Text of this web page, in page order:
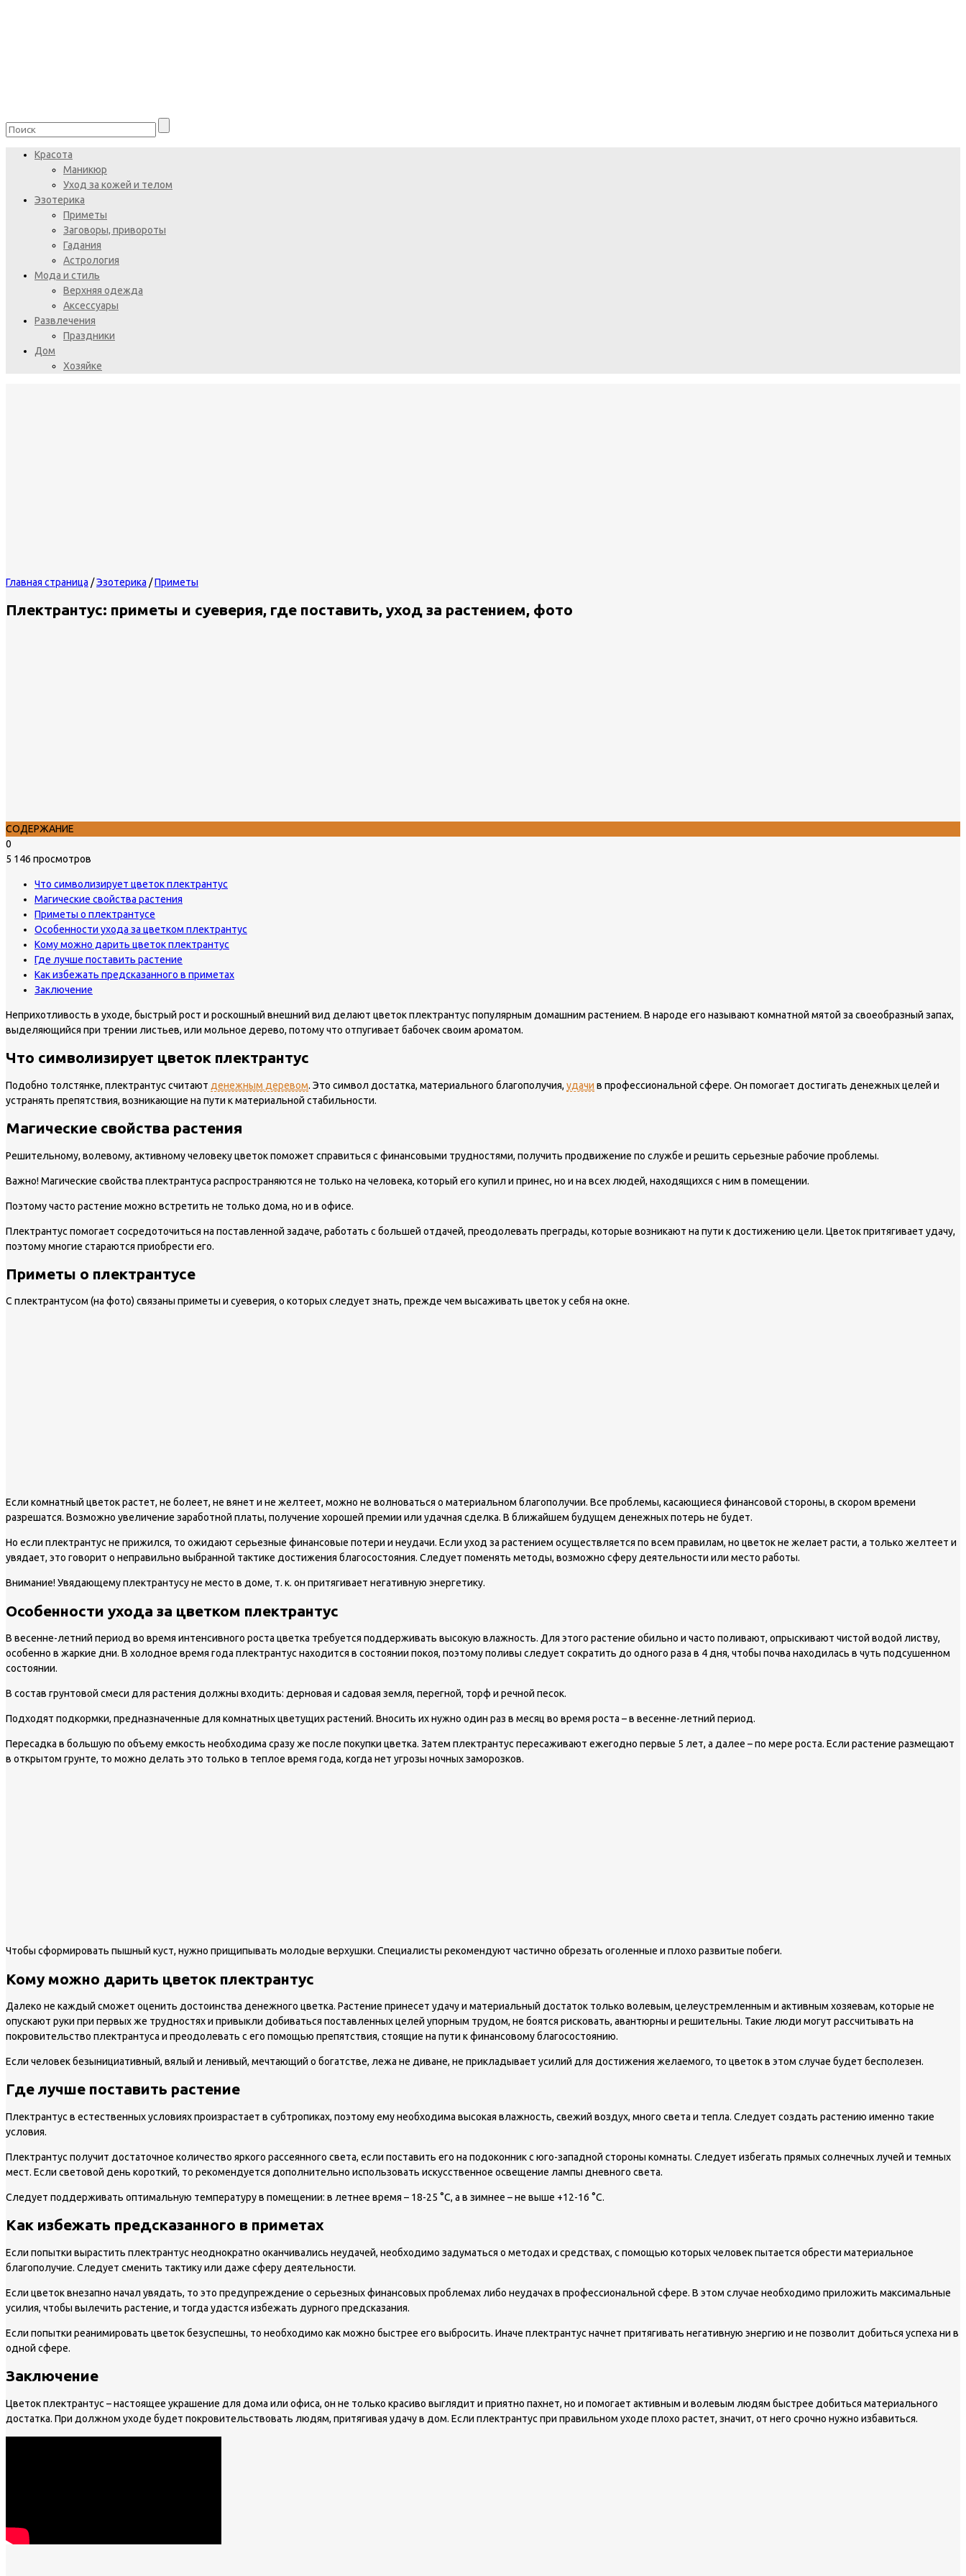
Красота
Маникюр
Уход за кожей и телом
Эзотерика
Приметы
Заговоры, привороты
Гадания
Астрология
Мода и стиль
Верхняя одежда
Аксессуары
Развлечения
Праздники
Дом
Хозяйке
Главная страница /Эзотерика /Приметы
Плектрантус: приметы и суеверия, где поставить, уход за растением, фото
СОДЕРЖАНИЕ
0
5 146 просмотров
Что символизирует цветок плектрантус
Магические свойства растения
Приметы о плектрантусе
Особенности ухода за цветком плектрантус
Кому можно дарить цветок плектрантус
Где лучше поставить растение
Как избежать предсказанного в приметах
Заключение
Неприхотливость в уходе, быстрый рост и роскошный внешний вид делают цветок плектрантус популярным домашним растением. В народе его называют комнатной мятой за своеобразный запах,
выделяющийся при трении листьев, или мольное дерево, потому что отпугивает бабочек своим ароматом.
Что символизирует цветок плектрантус
Подобно толстянке, плектрантус считают денежным деревом. Это символ достатка, материального благополучия, удачи в профессиональной сфере. Он помогает достигать денежных целей и
устранять препятствия, возникающие на пути к материальной стабильности.
Магические свойства растения
Решительному, волевому, активному человеку цветок поможет справиться с финансовыми трудностями, получить продвижение по службе и решить серьезные рабочие проблемы.
Важно!Магические свойства плектрантуса распространяются не только на человека, который его купил и принес, но и на всех людей, находящихся с ним в помещении.
Поэтому часто растение можно встретить не только дома, но и в офисе.
Плектрантус помогает сосредоточиться на поставленной задаче, работать с большей отдачей, преодолевать преграды, которые возникают на пути к достижению цели. Цветок притягивает удачу,
поэтому многие стараются приобрести его.
Приметы о плектрантусе
С плектрантусом (на фото) связаны приметы и суеверия, о которых следует знать, прежде чем высаживать цветок у себя на окне.
Если комнатный цветок растет, не болеет, не вянет и не желтеет, можно не волноваться о материальном благополучии. Все проблемы, касающиеся финансовой стороны, в скором времени
разрешатся. Возможно увеличение заработной платы, получение хорошей премии или удачная сделка. В ближайшем будущем денежных потерь не будет.
Но если плектрантус не прижился, то ожидают серьезные финансовые потери и неудачи. Если уход за растением осуществляется по всем правилам, но цветок не желает расти, а только желтеет и
увядает, это говорит о неправильно выбранной тактике достижения благосостояния. Следует поменять методы, возможно сферу деятельности или место работы.
Внимание!Увядающему плектрантусу не место в доме, т. к. он притягивает негативную энергетику.
Особенности ухода за цветком плектрантус
В весенне-летний период во время интенсивного роста цветка требуется поддерживать высокую влажность. Для этого растение обильно и часто поливают, опрыскивают чистой водой листву,
особенно в жаркие дни. В холодное время года плектрантус находится в состоянии покоя, поэтому поливы следует сократить до одного раза в 4 дня, чтобы почва находилась в чуть подсушенном
состоянии.
В состав грунтовой смеси для растения должны входить: дерновая и садовая земля, перегной, торф и речной песок.
Подходят подкормки, предназначенные для комнатных цветущих растений. Вносить их нужно один раз в месяц во время роста – в весенне-летний период.
Пересадка в большую по объему емкость необходима сразу же после покупки цветка. Затем плектрантус пересаживают ежегодно первые 5 лет, а далее – по мере роста. Если растение размещают
в открытом грунте, то можно делать это только в теплое время года, когда нет угрозы ночных заморозков.
Чтобы сформировать пышный куст, нужно прищипывать молодые верхушки. Специалисты рекомендуют частично обрезать оголенные и плохо развитые побеги.
Кому можно дарить цветок плектрантус
Далеко не каждый сможет оценить достоинства денежного цветка. Растение принесет удачу и материальный достаток только волевым, целеустремленным и активным хозяевам, которые не
опускают руки при первых же трудностях и привыкли добиваться поставленных целей упорным трудом, не боятся рисковать, авантюрны и решительны. Такие люди могут рассчитывать на
покровительство плектрантуса и преодолевать с его помощью препятствия, стоящие на пути к финансовому благосостоянию.
Если человек безынициативный, вялый и ленивый, мечтающий о богатстве, лежа не диване, не прикладывает усилий для достижения желаемого, то цветок в этом случае будет бесполезен.
Где лучше поставить растение
Плектрантус в естественных условиях произрастает в субтропиках, поэтому ему необходима высокая влажность, свежий воздух, много света и тепла. Следует создать растению именно такие
условия.
Плектрантус получит достаточное количество яркого рассеянного света, если поставить его на подоконник с юго-западной стороны комнаты. Следует избегать прямых солнечных лучей и темных
мест. Если световой день короткий, то рекомендуется дополнительно использовать искусственное освещение лампы дневного света.
Следует поддерживать оптимальную температуру в помещении: в летнее время – 18-25 °C, а в зимнее – не выше +12-16 °C.
Как избежать предсказанного в приметах
Если попытки вырастить плектрантус неоднократно оканчивались неудачей, необходимо задуматься о методах и средствах, с помощью которых человек пытается обрести материальное
благополучие. Следует сменить тактику или даже сферу деятельности.
Если цветок внезапно начал увядать, то это предупреждение о серьезных финансовых проблемах либо неудачах в профессиональной сфере. В этом случае необходимо приложить максимальные
усилия, чтобы вылечить растение, и тогда удастся избежать дурного предсказания.
Если попытки реанимировать цветок безуспешны, то необходимо как можно быстрее его выбросить. Иначе плектрантус начнет притягивать негативную энергию и не позволит добиться успеха ни в
одной сфере.
Заключение
Цветок плектрантус – настоящее украшение для дома или офиса, он не только красиво выглядит и приятно пахнет, но и помогает активным и волевым людям быстрее добиться материального
достатка. При должном уходе будет покровительствовать людям, притягивая удачу в дом. Если плектрантус при правильном уходе плохо растет, значит, от него срочно нужно избавиться.